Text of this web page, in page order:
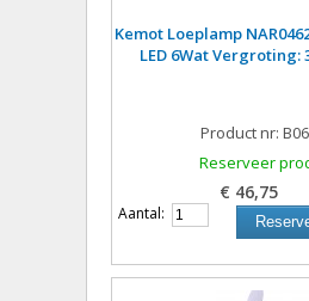
Kemot Loeplamp
LED 6Wat Vergroting:
Product nr:
Reserveer
€ 46,75
Aantal: